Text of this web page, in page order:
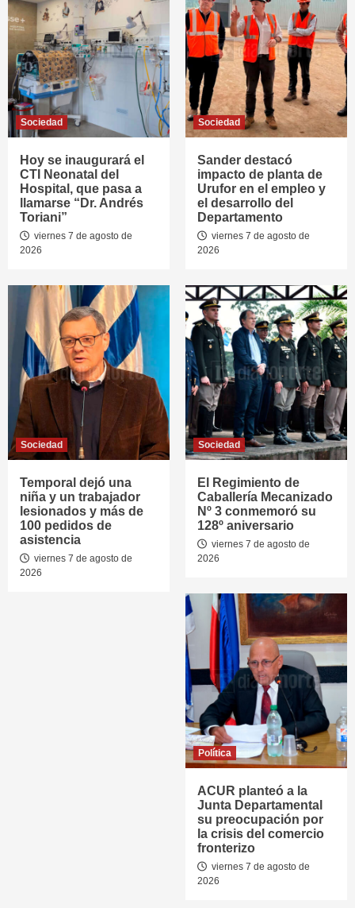
Sociedad
Hoy se inaugurará el
CTI Neonatal del
Hospital, que pasa a
llamarse “Dr. Andrés
Toriani”
viernes 7 de agosto de
2026
Sociedad
Sander destacó
impacto de planta de
Urufor en el empleo y
el desarrollo del
Departamento
viernes 7 de agosto de
2026
Sociedad
Temporal dejó una
niña y un trabajador
lesionados y más de
100 pedidos de
asistencia
viernes 7 de agosto de
2026
Sociedad
El Regimiento de
Caballería Mecanizado
Nº 3 conmemoró su
128º aniversario
viernes 7 de agosto de
2026
Política
ACUR planteó a la
Junta Departamental
su preocupación por
la crisis del comercio
fronterizo
viernes 7 de agosto de
2026